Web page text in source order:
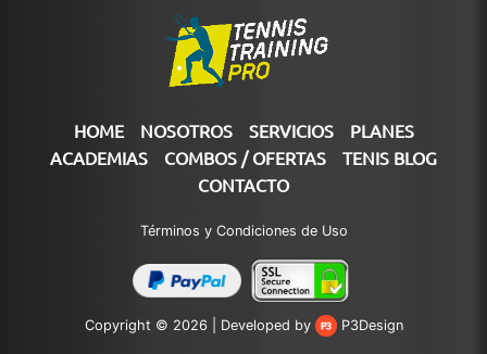
HOME NOSOTROS SERVICIOS
PLANES
ACADEMIAS
COMBOS / OFERTAS
TENIS BLOG
CONTACTO
Términos y Condiciones de Uso
Copyright © 2026 | Developed by P3Design